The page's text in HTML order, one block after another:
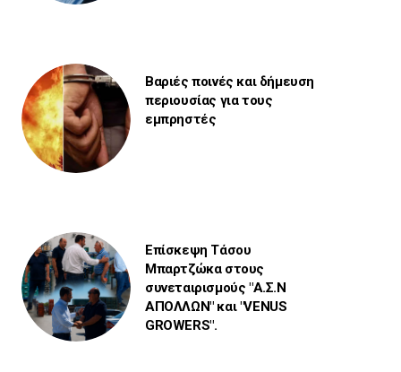
Βαριές ποινές και δήμευση
περιουσίας για τους
εμπρηστές
Επίσκεψη Τάσου
Μπαρτζώκα στους
συνεταιρισμούς "Α.Σ.Ν
ΑΠΟΛΛΩΝ" και "VENUS
GROWERS".